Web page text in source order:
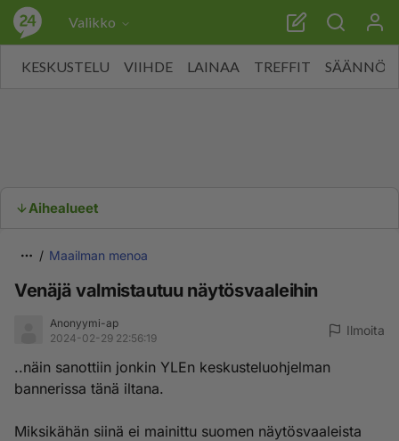
Valikko
KESKUSTELU VIIHDE LAINAA TREFFIT SÄÄNNÖT
Aihealueet
Maailman menoa
Venäjä valmistautuu näytösvaaleihin
Anonyymi-ap
2024-02-29 22:56:19
Ilmoita
..näin sanottiin jonkin YLEn keskusteluohjelman
bannerissa tänä iltana.
Miksikähän siinä ei mainittu suomen näytösvaaleista